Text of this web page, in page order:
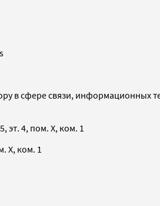
в сфере связи, информационных
эт. 4, пом. X, ком. 1
X, ком. 1